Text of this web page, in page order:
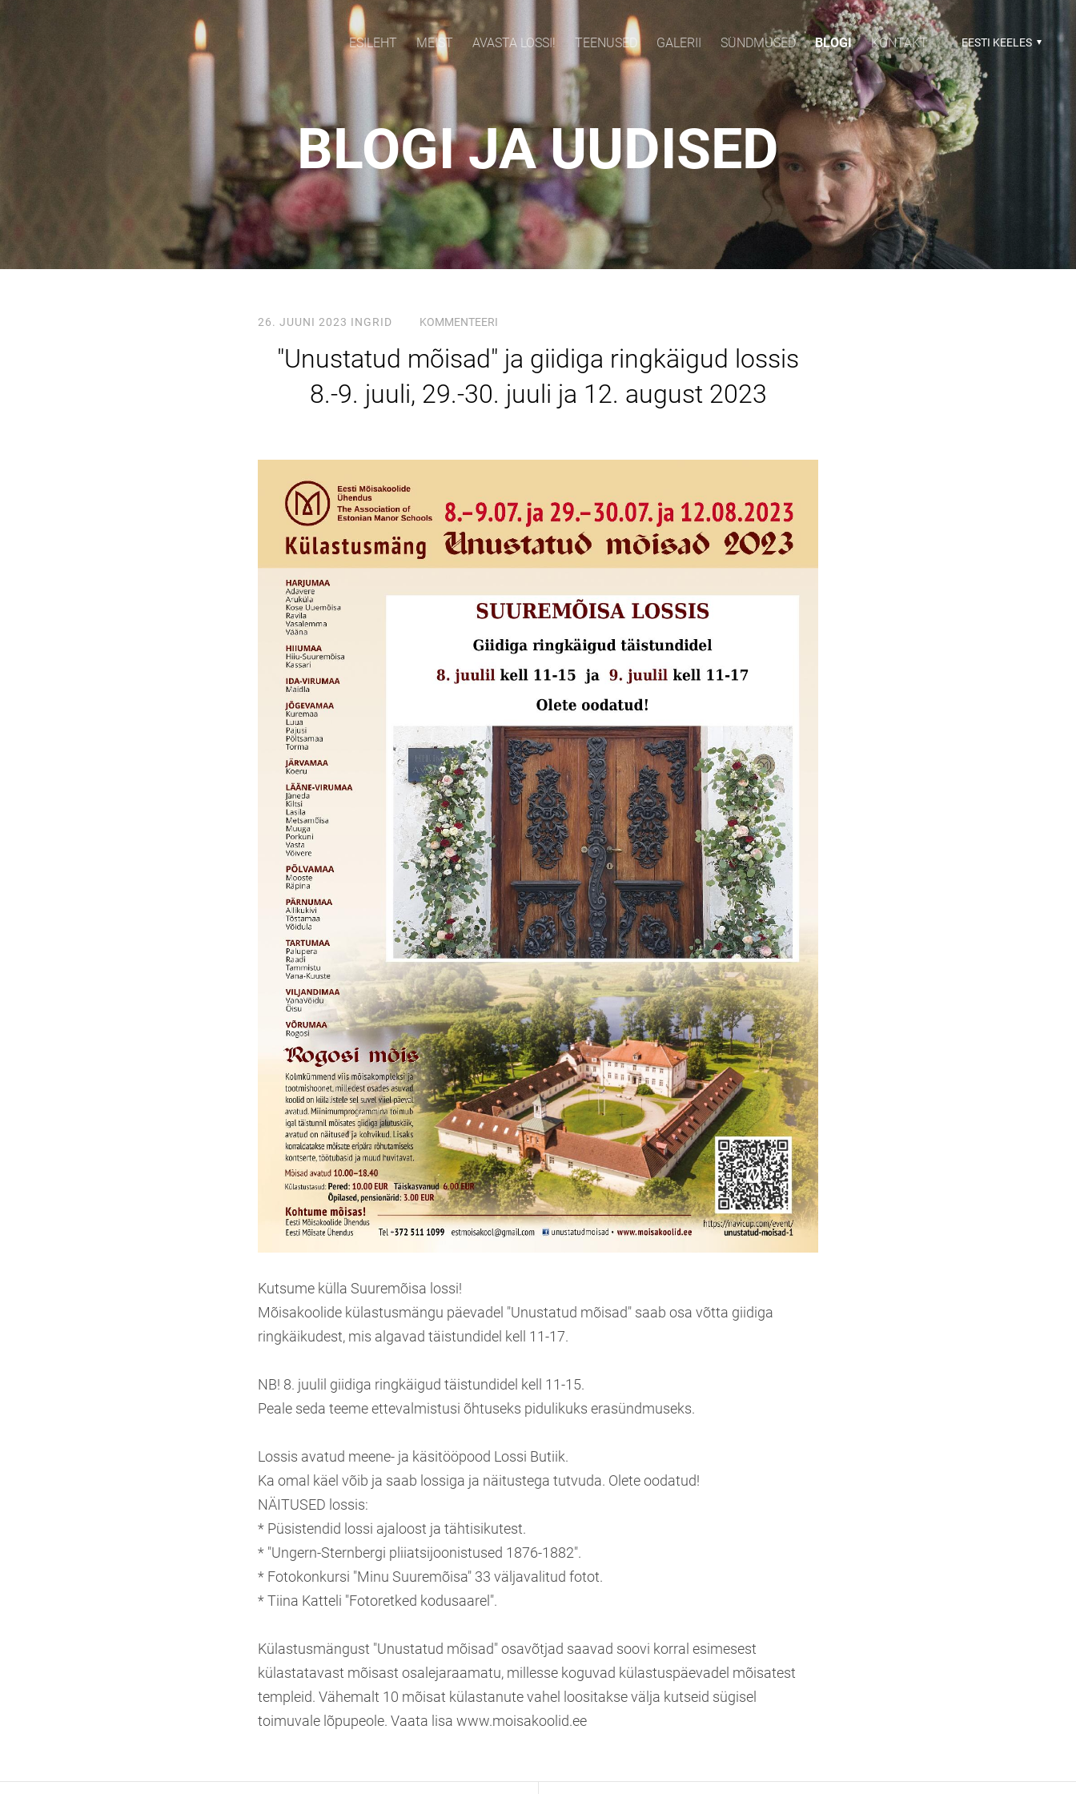
ESILEHT MEIST AVASTA LOSSI! TEENUSED GALERII SÜNDMUSED BLOGI KONTAKT EESTI KEELES
BLOGI JA UUDISED
26. JUUNI 2023 INGRID KOMMENTEERI
"Unustatud mõisad" ja giidiga ringkäigud lossis
8.-9. juuli, 29.-30. juuli ja 12. august 2023
Kutsume külla Suuremõisa lossi!
Mõisakoolide külastusmängu päevadel "Unustatud mõisad" saab osa võtta giidiga
ringkäikudest, mis algavad täistundidel kell 11-17.
NB! 8. juulil giidiga ringkäigud täistundidel kell 11-15.
Peale seda teeme ettevalmistusi õhtuseks pidulikuks erasündmuseks.
Lossis avatud meene- ja käsitööpood Lossi Butiik.
Ka omal käel võib ja saab lossiga ja näitustega tutvuda. Olete oodatud!
NÄITUSED lossis:
* Püsistendid lossi ajaloost ja tähtisikutest.
* "Ungern-Sternbergi pliiatsijoonistused 1876-1882".
* Fotokonkursi "Minu Suuremõisa" 33 väljavalitud fotot.
* Tiina Katteli "Fotoretked kodusaarel".
Külastusmängust "Unustatud mõisad" osavõtjad saavad soovi korral esimesest
külastatavast mõisast osalejaraamatu, millesse koguvad külastuspäevadel mõisatest
templeid. Vähemalt 10 mõisat külastanute vahel loositakse välja kutseid sügisel
toimuvale lõpupeole. Vaata lisa www.moisakoolid.ee